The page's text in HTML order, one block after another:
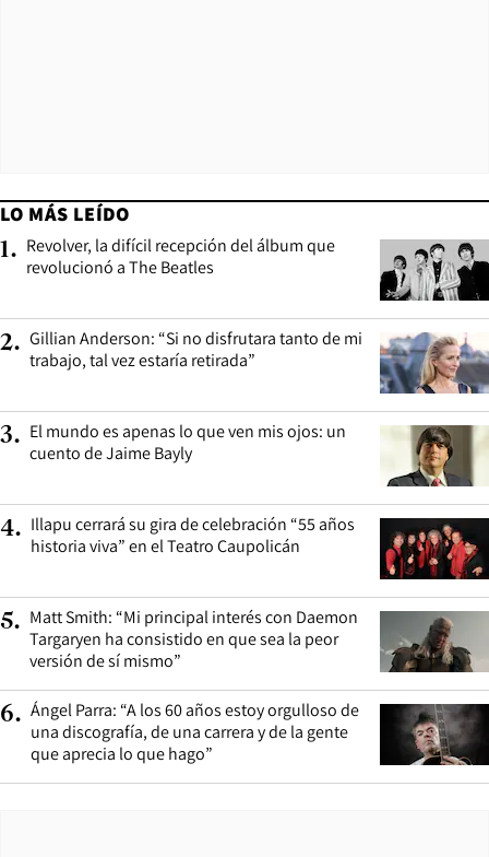
LO MÁS LEÍDO
1. Revolver, la difícil recepción del álbum que
revolucionó a The Beatles
2. Gillian Anderson: “Si no disfrutara tanto de mi
trabajo, tal vez estaría retirada”
3. El mundo es apenas lo que ven mis ojos: un
cuento de Jaime Bayly
4. Illapu cerrará su gira de celebración “55 años
historia viva” en el Teatro Caupolicán
5. Matt Smith: “Mi principal interés con Daemon
Targaryen ha consistido en que sea la peor
versión de sí mismo”
6. Ángel Parra: “A los 60 años estoy orgulloso de
una discografía, de una carrera y de la gente
que aprecia lo que hago”